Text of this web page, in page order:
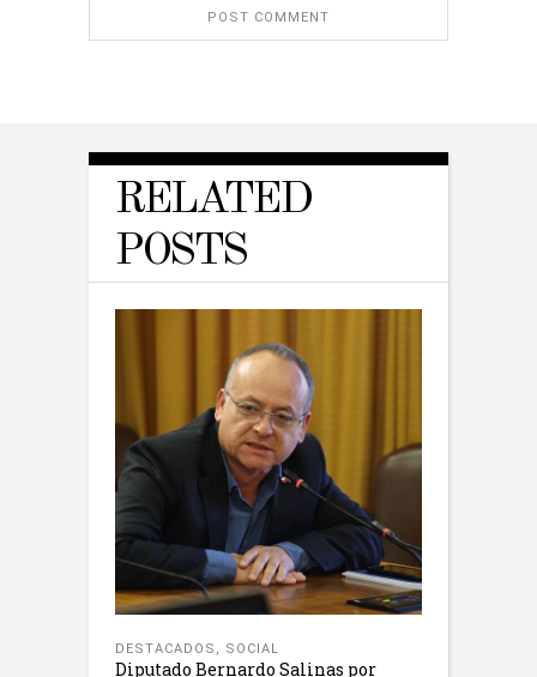
RELATED
POSTS
DESTACADOS , SOCIAL
Diputado Bernardo Salinas por